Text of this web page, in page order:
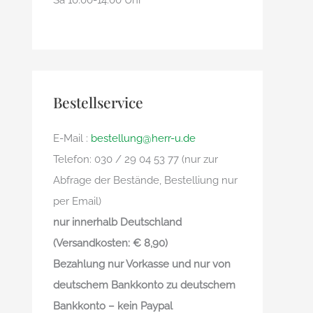
Bestellservice
E-Mail : bestellung@herr-u.de
Telefon: 030 / 29 04 53 77 (nur zur
Abfrage der Bestände, Bestelliung nur
per Email)
nur innerhalb Deutschland
(Versandkosten: € 8,90)
Bezahlung nur Vorkasse und nur von
deutschem Bankkonto zu deutschem
Bankkonto – kein Paypal